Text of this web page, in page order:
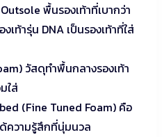
พื้นรองเท้าที่เบากว่า
เท้ารุ่น DNA เป็นรองเท้าที่ใส่
วัสดุทำพื้นกลางรองเท้า
ใส่
(Fine Tuned Foam) คือ
ด้ความรู้สึกที่นุ่มนวล